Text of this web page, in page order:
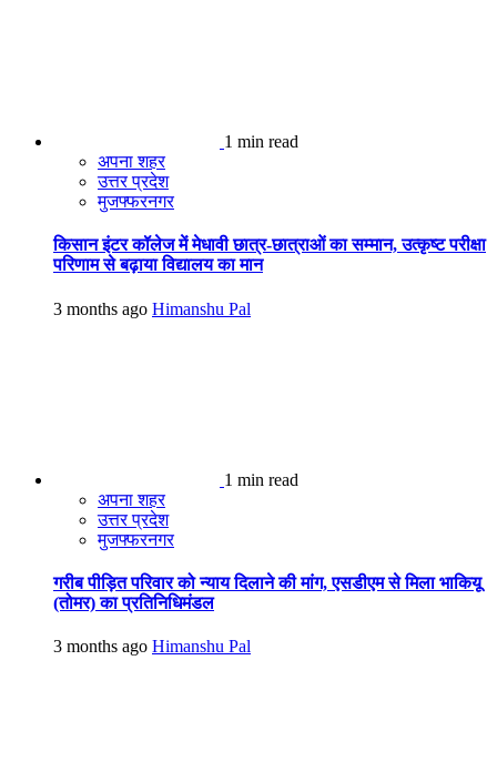
1 min read
अपना शहर
उत्तर प्रदेश
मुजफ्फरनगर
किसान इंटर कॉलेज में मेधावी छात्र-छात्राओं का सम्मान, उत्कृष्ट परीक्षा
परिणाम से बढ़ाया विद्यालय का मान
3 months ago Himanshu Pal
1 min read
अपना शहर
उत्तर प्रदेश
मुजफ्फरनगर
गरीब पीड़ित परिवार को न्याय दिलाने की मांग, एसडीएम से मिला भाकियू
(तोमर) का प्रतिनिधिमंडल
3 months ago Himanshu Pal